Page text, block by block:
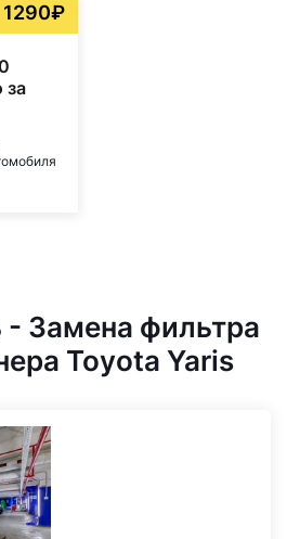
1290₽
за
- Замена фильтра
Toyota Yaris